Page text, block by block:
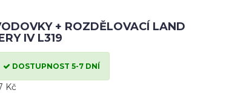
+ ROZDĚLOVACÍ LAND
IV L319
DOSTUPNOST 5-7 DNÍ
Kč